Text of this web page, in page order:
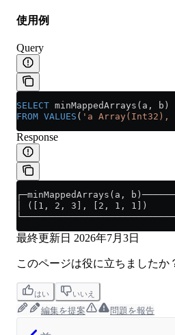
使用例
Query
SELECT minMappedArrays(a, b)
FROM VALUES ( 'a Array(Int32),
Response
┌─minMappedArrays(a,
│ ([1, 2, 3], [2, 1, 1])
最終更新日 2026年7月3日
このページは役に立ちましたか
はい いいえ
編集を提案 問題を報告